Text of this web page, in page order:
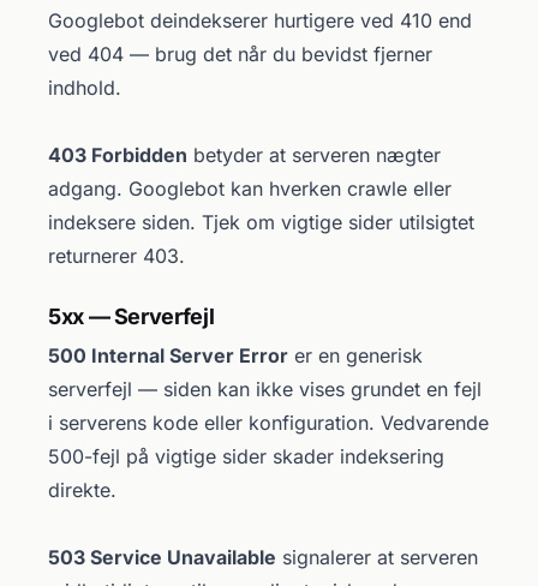
Googlebot deindekserer hurtigere ved 410 end
ved 404 — brug det når du bevidst fjerner
indhold.
403 Forbidden betyder at serveren nægter
adgang. Googlebot kan hverken crawle eller
indeksere siden. Tjek om vigtige sider utilsigtet
returnerer 403.
5xx — Serverfejl
500 Internal Server Error er en generisk
serverfejl — siden kan ikke vises grundet en fejl
i serverens kode eller konfiguration. Vedvarende
500-fejl på vigtige sider skader indeksering
direkte.
503 Service Unavailable signalerer at serveren